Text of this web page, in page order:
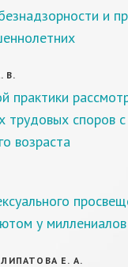
и
В.
практики
трудовых споров
возраста
у
Е. А.